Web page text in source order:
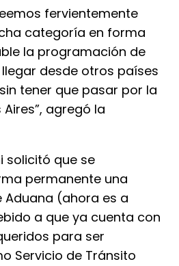
fervientemente
categoría en forma
la programación de
desde otros países
tener que pasar por la
agregó la
solicitó que se
permanente una
(ahora es a
a que ya cuenta con
para ser
Servicio de Tránsito